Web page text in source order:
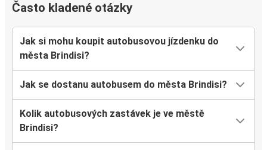
Často kladené otázky
Jak si mohu koupit autobusovou jízdenku do
města Brindisi?
Jak se dostanu autobusem do města Brindisi?
Kolik autobusových zastávek je ve městě
Brindisi?